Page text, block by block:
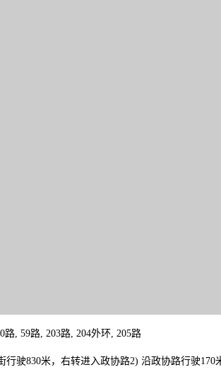
路, 59路, 203路, 204外环, 205路
行驶830米，右转进入政协路2) 沿政协路行驶